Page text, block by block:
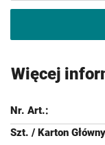
Więcej